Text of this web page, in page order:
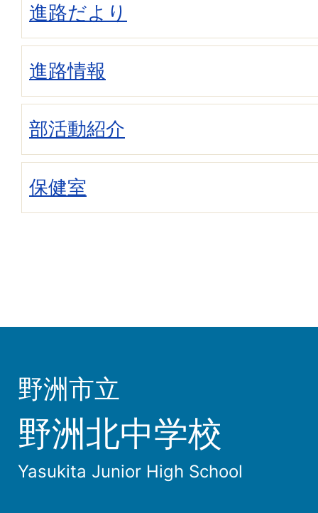
進路だより
進路情報
部活動紹介
保健室
野洲市立
野洲北中学校
Yasukita Junior High School